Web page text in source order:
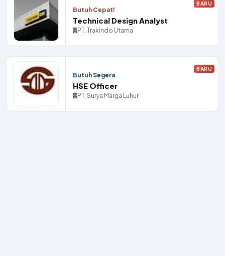
Butuh Cepat!
Technical Design Analyst
PT. Trakindo Utama
BARU
Butuh Segera
HSE Officer
PT. Surya Marga Luhur
BARU